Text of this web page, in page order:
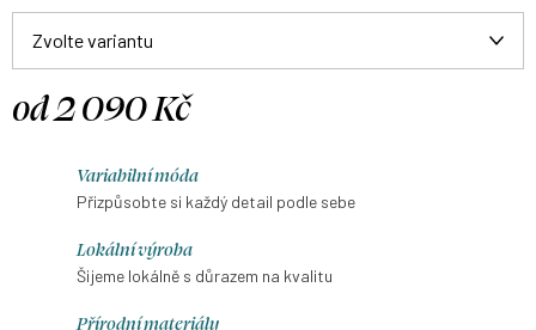
od2 090 Kč
Variabilní móda
Přizpůsobte si každý detail podle sebe
Lokální výroba
Šijeme lokálně s důrazem na kvalitu
Přírodní materiály